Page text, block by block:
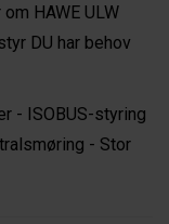
HAWE ULW
DU har behov
- ISOBUS-styring
- Stor